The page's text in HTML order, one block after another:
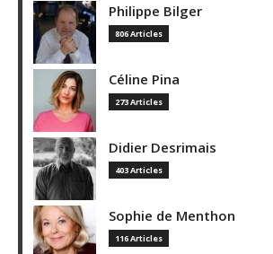
Philippe Bilger
806 Articles
Céline Pina
273 Articles
Didier Desrimais
403 Articles
Sophie de Menthon
116 Articles